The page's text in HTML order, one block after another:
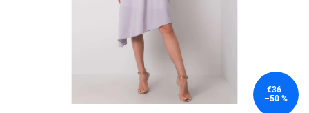
€36
–50 %